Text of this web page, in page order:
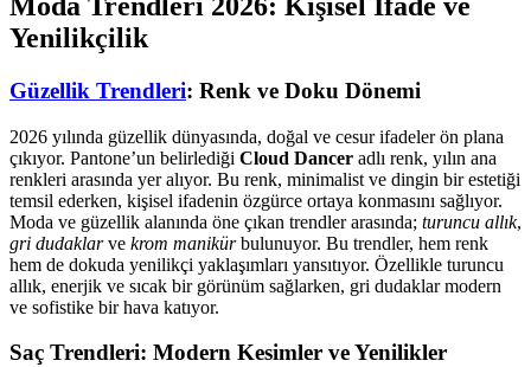
Yenilikçilik
Güzellik Trendleri: Renk ve Doku Dönemi
2026 yılında güzellik dünyasında, doğal ve cesur ifadeler ön plana
çıkıyor. Pantone’un belirlediği Cloud Dancer adlı renk, yılın ana
renkleri arasında yer alıyor. Bu renk, minimalist ve dingin bir estetiği
temsil ederken, kişisel ifadenin özgürce ortaya konmasını sağlıyor.
Moda ve güzellik alanında öne çıkan trendler arasında; turuncu allık,
gri dudaklarve krom manikürbulunuyor. Bu trendler, hem renk
hem de dokuda yenilikçi yaklaşımları yansıtıyor. Özellikle turuncu
allık, enerjik ve sıcak bir görünüm sağlarken, gri dudaklar modern
ve sofistike bir hava katıyor.
Saç Trendleri: Modern Kesimler ve Yenilikler